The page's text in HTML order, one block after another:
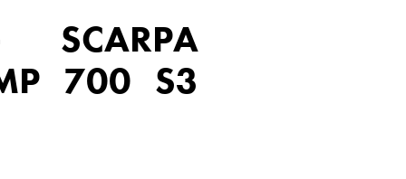
SCARPA
700 S3